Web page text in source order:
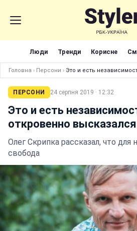
Люди Тренди Корисне
Головна › Персони › Это и есть
ПЕРСОНИ 24 серпня 2019 · 12:32
Это и есть
откровенно
Олег Скрипка рассказал, что для
свобода